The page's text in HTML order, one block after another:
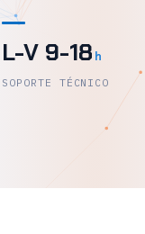
L-V 9-18 h
SOPORTE TÉCNICO